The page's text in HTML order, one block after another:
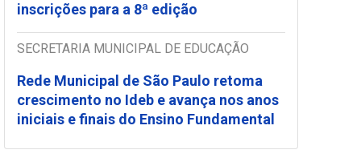
inscrições para a 8ª edição
SECRETARIA MUNICIPAL DE EDUCAÇÃO
Rede Municipal de São Paulo retoma
crescimento no Ideb e avança nos anos
iniciais e finais do Ensino Fundamental